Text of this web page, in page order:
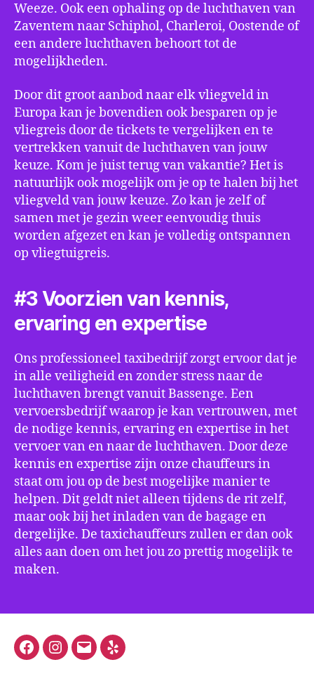
Weeze. Ook een ophaling op de luchthaven van
Zaventem naar Schiphol, Charleroi, Oostende of
een andere luchthaven behoort tot de
mogelijkheden.
Door dit groot aanbod naar elk vliegveld in
Europa kan je bovendien ook besparen op je
vliegreis door de tickets te vergelijken en te
vertrekken vanuit de luchthaven van jouw
keuze. Kom je juist terug van vakantie? Het is
natuurlijk ook mogelijk om je op te halen bij het
vliegveld van jouw keuze. Zo kan je zelf of
samen met je gezin weer eenvoudig thuis
worden afgezet en kan je volledig ontspannen
op vliegtuigreis.
#3 Voorzien van kennis,
ervaring en expertise
Ons professioneel taxibedrijf zorgt ervoor dat je
in alle veiligheid en zonder stress naar de
luchthaven brengt vanuit Bassenge. Een
vervoersbedrijf waarop je kan vertrouwen, met
de nodige kennis, ervaring en expertise in het
vervoer van en naar de luchthaven. Door deze
kennis en expertise zijn onze chauffeurs in
staat om jou op de best mogelijke manier te
helpen. Dit geldt niet alleen tijdens de rit zelf,
maar ook bij het inladen van de bagage en
dergelijke. De taxichauffeurs zullen er dan ook
alles aan doen om het jou zo prettig mogelijk te
maken.
FacebookInstagram
E-
Yelp